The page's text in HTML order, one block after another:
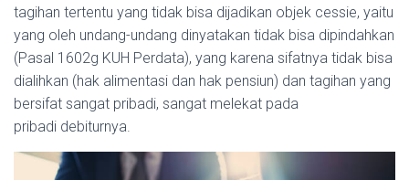
tagihan tertentu yang tidak bisa dijadikan objek cessie, yaitu
yang oleh undang-undang dinyatakan tidak bisa dipindahkan
(Pasal 1602g KUH Perdata), yang karena sifatnya tidak bisa
dialihkan (hak alimentasi dan hak pensiun) dan tagihan yang
bersifat sangat pribadi, sangat melekat pada
pribadi debiturnya.